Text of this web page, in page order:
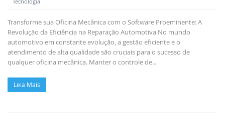
Transforme sua Oficina Mecânica com o Software Proeminente: A
Revolução da Eficiência na Reparação Automotiva No mundo
automotivo em constante evolução, a gestão eficiente e o
atendimento de alta qualidade são cruciais para o sucesso de
qualquer oficina mecânica. Manter o controle de...
Leia Mais